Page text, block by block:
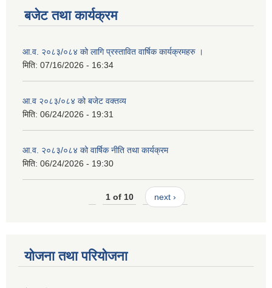
बजेट तथा कार्यक्रम
आ.व. २०८३/०८४ को लागि प्रस्तावित वार्षिक कार्यक्रमहरु ।
मिति: 07/16/2026 - 16:34
आ.व २०८३/०८४ को बजेट वक्तव्य
मिति: 06/24/2026 - 19:31
आ.व. २०८३/०८४ को वार्षिक नीति तथा कार्यक्रम
मिति: 06/24/2026 - 19:30
1 of 10 next ›
योजना तथा परियोजना